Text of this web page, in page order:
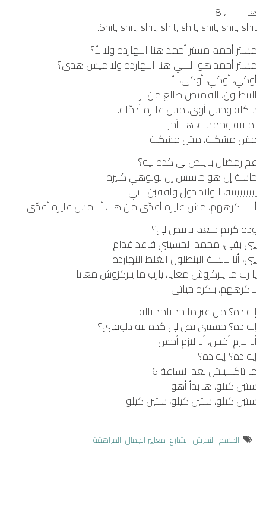
هاااااااا، 8
Shit, shit, shit, shit, shit, shit, shit, shit.
مستر أحمد، مستر أحمد هنا النهارده ولا لأ؟
مستر أحمد هو الـلـي هنا النهارده ولا ميس هدى؟
أوكي، أوكي، أوكي، لأ
البنطلون، القميص طالع من برا
شكله وحش أوي، مش عايزة أدخَّله.
تمانية وخمسة، هـ تأخر
مش مشكلة، مش مشكلة
عم رمضان بـ يبص لي كده ليه؟
حاسة إن هو حاسس إن بوبوهي كبيرة
يييييييييه، الولاد دول واقفين تاني
أنا بـ كرههم، مش عايزة أعدِّي من هنا، أنا مش عايزة أعدِّي.
وده كريم سعد، بـ يبص لي؟
ييي بقى، محمد الحسيني قاعد قدام
ييي، أنا لابسة البنطلون الغلط النهارده
يا رب ما يـركزوش معايا، يارب ما يـركزوش معايا
بـ كرههم، بـكره حياتي.
إيه ده؟ من غير ما حد ياخد باله
إيه ده؟ حسيني بص لي كده ليه دلوقتي؟
أنا لازم أخس، أنا لازم أخس
إيه ده؟ إيه ده؟
ما تاكـلـيـش بعد الساعة 6
ستين كيلو، هـ بدأ أهو
ستين كيلو، ستين كيلو، ستين كيلو.
الجسم التحرش الشارع معايير الجمال المراهقة